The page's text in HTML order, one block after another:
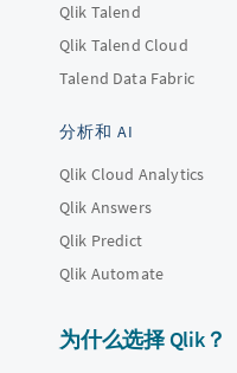
Qlik Talend
Qlik Talend Cloud
Talend Data Fabric
分析和 AI
Qlik Cloud Analytics
Qlik Answers
Qlik Predict
Qlik Automate
为什么选择 Qlik？